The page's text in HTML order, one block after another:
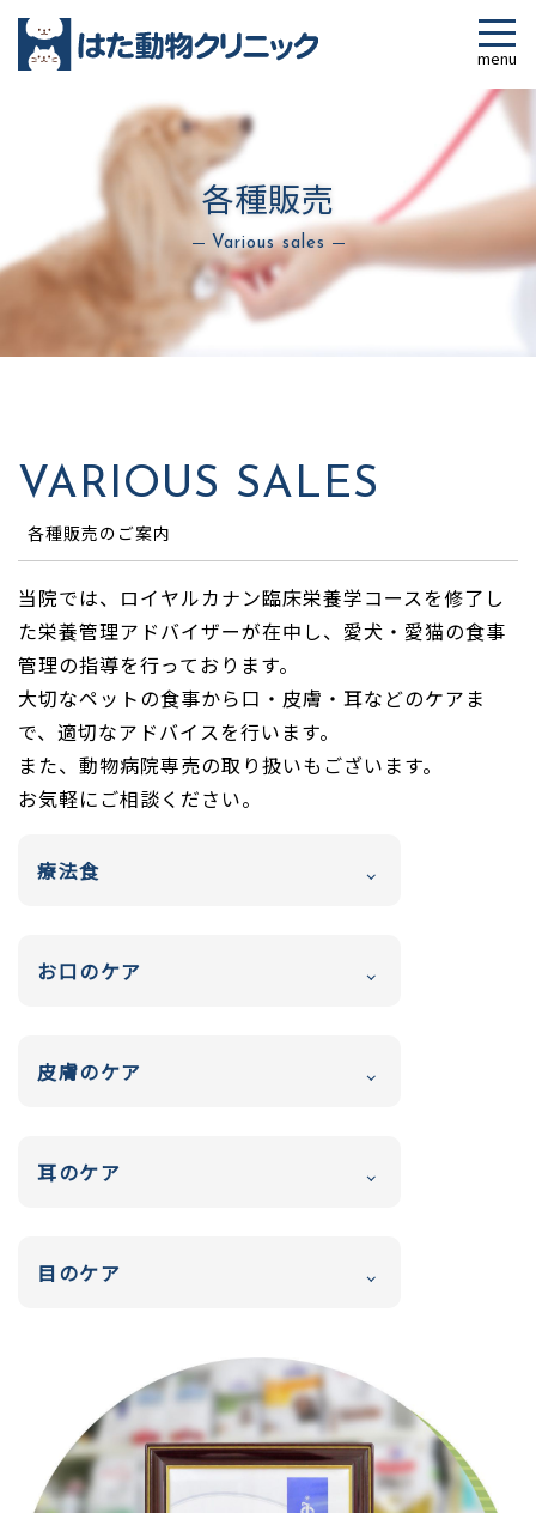
各種販売
Various sales
VARIOUS SALES
各種販売のご案内
当院では、ロイヤルカナン臨床栄養学コースを修了し
た栄養管理アドバイザーが在中し、愛犬・愛猫の食事
管理の指導を行っております。
大切なペットの食事から口・皮膚・耳などのケアま
で、適切なアドバイスを行います。
また、動物病院専売の取り扱いもございます。
お気軽にご相談ください。
療法食
お口のケア
皮膚のケア
耳のケア
目のケア